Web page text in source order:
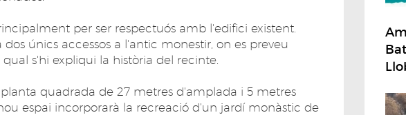
per ser respectuós amb l'edifici existent.
únics accessos a l'antic monestir, on es preveu
s'hi expliqui la història del recinte.
quadrada de 27 metres d'amplada i 5 metres
espai incorporarà la recreació d'un jardí monàstic de